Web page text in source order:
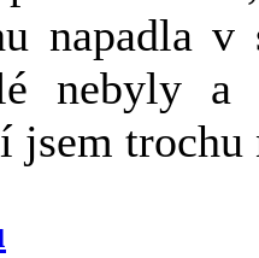
napadla
nebyly a
jsem